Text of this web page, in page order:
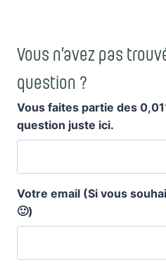
Vous n’avez pas
question ?
Vous faites partie des
question juste ici.
Votre email (Si vous
🙂)